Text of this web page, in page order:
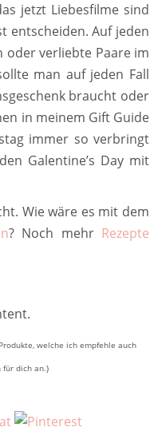
jetzt Liebesfilme sind
entscheiden. Auf jeden
oder verliebte Paare im
man auf jeden Fall
braucht oder
in meinem Gift Guide
immer so verbringt
Galentine’s Day mit
Wie wäre es mit dem
? Noch mehr Rezepte
welche ich empfehle auch
für dich an.}